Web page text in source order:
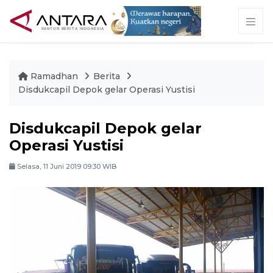
Ramadhan
Berita
Disdukcapil Depok gelar Operasi Yustisi
Disdukcapil Depok gelar
Operasi Yustisi
Selasa, 11 Juni 2019 09:30 WIB